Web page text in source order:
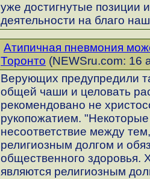
уже достигнутые позиции
деятельности на благо
Атипичная пневмония
Торонто (NEWSru.com: 16
Верующих предупредили
общей чаши и целовать
рекомендовано не
рукопожатием.
несоответствие между
религиозным долгом и
общественного здоровья.
являются религиозным